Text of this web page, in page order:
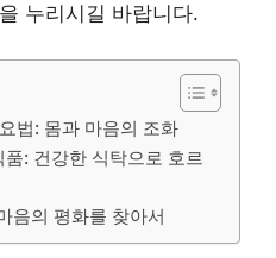
누리시길 바랍니다.
법: 몸과 마음의 조화
: 건강한 식탁으로 호르
음의 평화를 찾아서